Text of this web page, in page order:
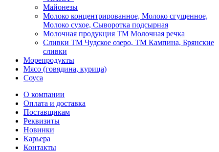
Майонезы
Молоко концентрированное, Молоко сгущенное,
Молоко сухое, Сыворотка подсырная
Молочная продукция ТМ Молочная речка
Сливки ТМ Чудское озеро, ТМ Кампина, Брянские
сливки
Морепродукты
Мясо (говядина, курица)
Соуса
О компании
Оплата и доставка
Поставщикам
Реквизиты
Новинки
Карьера
Контакты